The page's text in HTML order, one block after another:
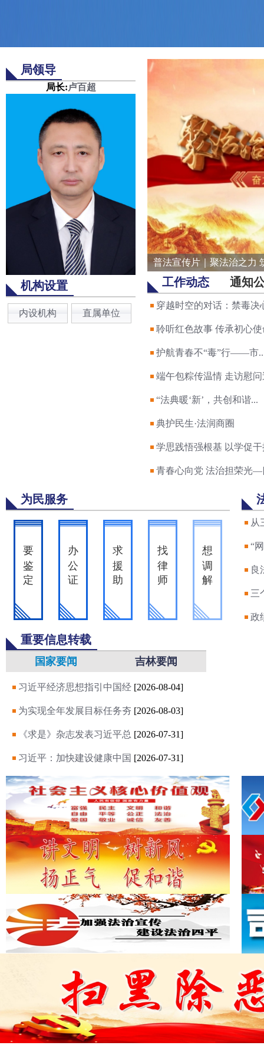
局领导
局长:卢百超
机构设置
内设机构 直属单位
【民法典宣传月】法治巡
工作动态 通知
穿越时空的对话：禁毒决
聆听红色故事 传承初心使
护航青春不“毒”行——市
端午包粽传温情 走访慰问
“法典暖‘新’，共创和谐...
典护民生·法润商圈
学思践悟强根基 以学促干
青春心向党 法治担荣光—
为民服务
要
鉴
定
办
公
证
求
援
助
找
律
师
想
调
解
从
“
良
三
政
重要信息转载
国家要闻 吉林要闻
习近平经济思想指引中国经 [2026-08-04]
为实现全年发展目标任务夯 [2026-08-03]
《求是》杂志发表习近平总 [2026-07-31]
习近平：加快建设健康中国 [2026-07-31]